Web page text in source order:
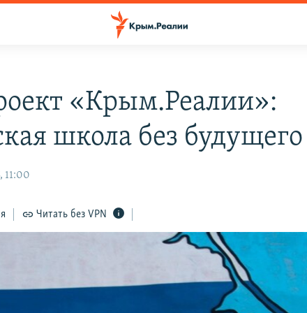
«Крым.Реалии»:
школа без будущего
11:00
Читать без VPN